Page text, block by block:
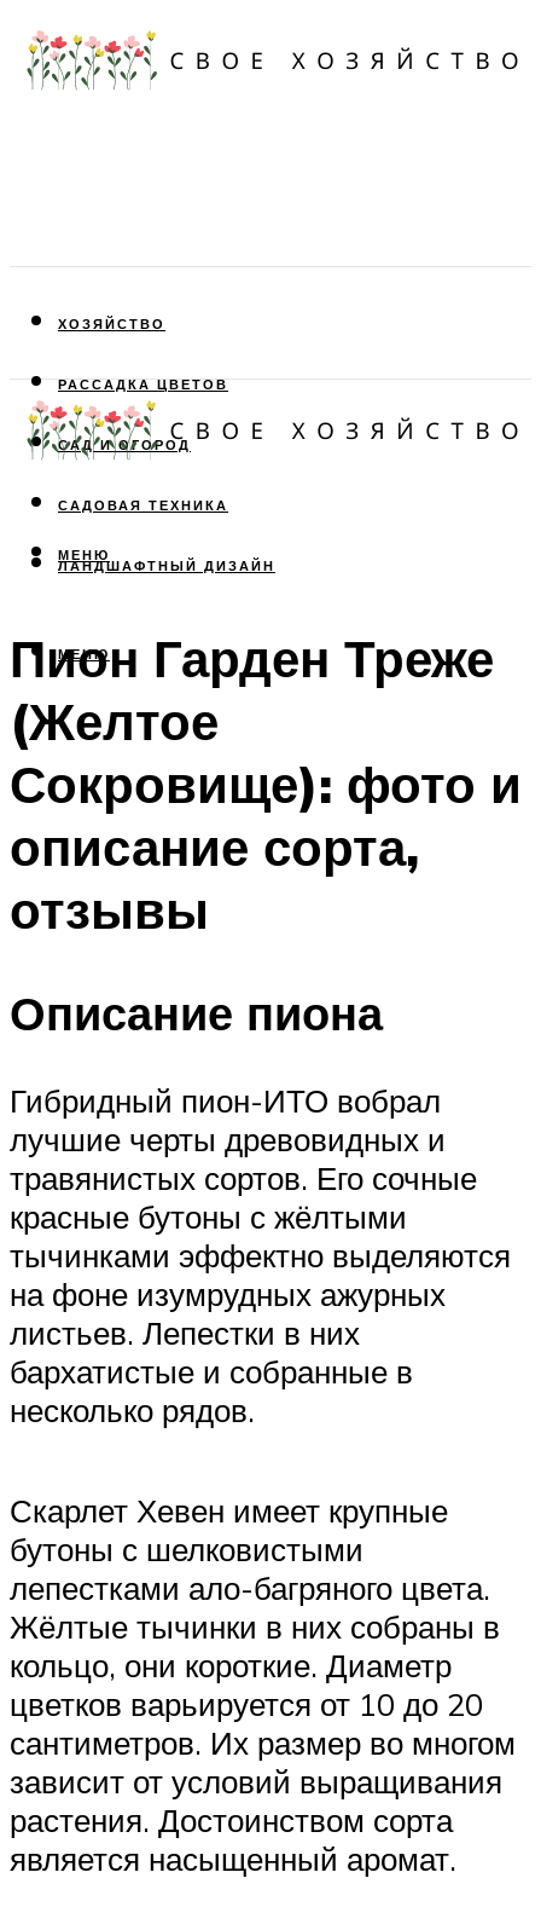
ХОЗЯЙСТВО
РАССАДКА ЦВЕТОВ
САД И ОГОРОД
САДОВАЯ ТЕХНИКА
ЛАНДШАФТНЫЙ ДИЗАЙН
МЕНЮ
МЕНЮ
Пион Гарден Треже
(Желтое
Сокровище): фото и
описание сорта,
отзывы
Описание пиона
Гибридный пион-ИТО вобрал
лучшие черты древовидных и
травянистых сортов. Его сочные
красные бутоны с жёлтыми
тычинками эффектно выделяются
на фоне изумрудных ажурных
листьев. Лепестки в них
бархатистые и собранные в
несколько рядов.
Скарлет Хевен имеет крупные
бутоны с шелковистыми
лепестками ало-багряного цвета.
Жёлтые тычинки в них собраны в
кольцо, они короткие. Диаметр
цветков варьируется от 10 до 20
сантиметров. Их размер во многом
зависит от условий выращивания
растения. Достоинством сорта
является насыщенный аромат.